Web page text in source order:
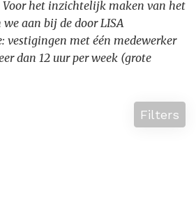
Voor het inzichtelijk maken van het
we aan bij de door LISA
vestigingen met één medewerker
dan 12 uur per week (grote
Filters